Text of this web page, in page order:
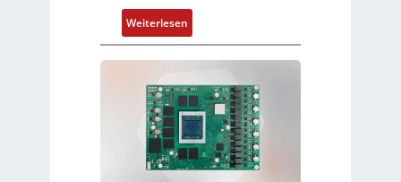
d
b
e
r
w
a
m
e
h
r
L
e
i
s
t
Weiterlesen:
F
l
x
i
b
l
e